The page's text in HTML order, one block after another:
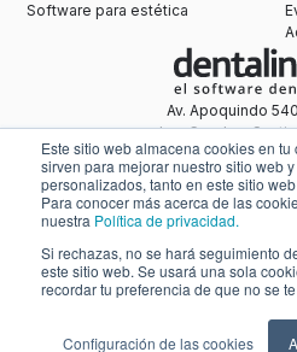
Este sitio web almacena cookies en
sirven para mejorar nuestro sitio web
personalizados, tanto en este sitio
Para conocer más acerca de las
nuestra Política de privacidad.
Si rechazas, no se hará seguimiento
este sitio web. Se usará una sola
recordar tu preferencia de que no se
Configuración de las cookies
Av. Apoquindo
Las Condes,
Una marca de
Software para estética
Políticas de
Términos y
Acuerdo de
Política General de